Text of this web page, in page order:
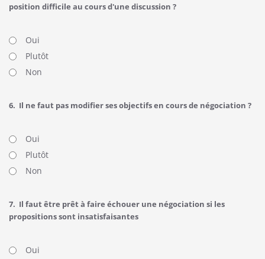
position difficile au cours d'une discussion ?
Oui
Plutôt
Non
6. Il ne faut pas modifier ses objectifs en cours de négociation ?
Oui
Plutôt
Non
7. Il faut être prêt à faire échouer une négociation si les
propositions sont insatisfaisantes
Oui